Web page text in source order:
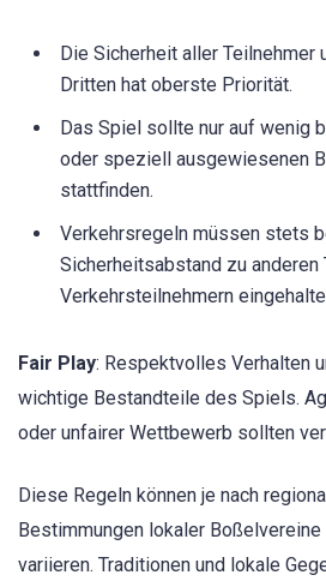
Die Sicherheit aller Teilnehmer
Dritten hat oberste Priorität.
Das Spiel sollte nur auf wenig
oder speziell ausgewiesenen
stattfinden.
Verkehrsregeln müssen stets
Sicherheitsabstand zu anderen
Verkehrsteilnehmern
Fair Play: Respektvolles Verhalten
wichtige Bestandteile des Spiels.
oder unfairer Wettbewerb sollten
Diese Regeln können je nach
Bestimmungen lokaler
variieren. Traditionen und lokale